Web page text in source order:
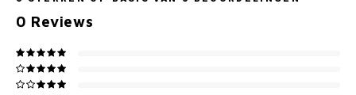
Gotzburg
O'Neill
0 Reviews